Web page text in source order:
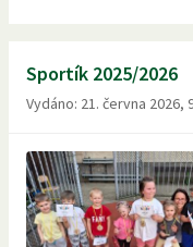
Sportík 2025/2026
Vydáno: 21. června 2026,